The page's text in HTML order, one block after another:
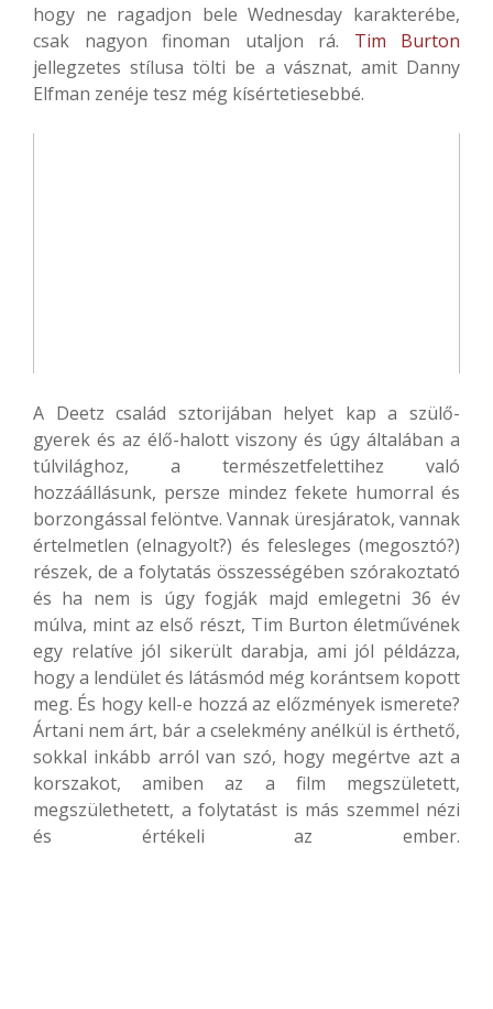
hogy ne ragadjon bele Wednesday karakterébe,
csak nagyon finoman utaljon rá. Tim Burton
jellegzetes stílusa tölti be a vásznat, amit Danny
Elfman zenéje tesz még kísértetiesebbé.
A Deetz család sztorijában helyet kap a szülő-
gyerek és az élő-halott viszony és úgy általában a
túlvilághoz, a természetfelettihez való
hozzáállásunk, persze mindez fekete humorral és
borzongással felöntve. Vannak üresjáratok, vannak
értelmetlen (elnagyolt?) és felesleges (megosztó?)
részek, de a folytatás összességében szórakoztató
és ha nem is úgy fogják majd emlegetni 36 év
múlva, mint az első részt, Tim Burton életművének
egy relatíve jól sikerült darabja, ami jól példázza,
hogy a lendület és látásmód még korántsem kopott
meg. És hogy kell-e hozzá az előzmények ismerete?
Ártani nem árt, bár a cselekmény anélkül is érthető,
sokkal inkább arról van szó, hogy megértve azt a
korszakot, amiben az a film megszületett,
megszülethetett, a folytatást is más szemmel nézi
és értékeli az ember.